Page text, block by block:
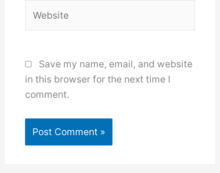
Save my name, email, and website
in this browser for the next time I
comment.